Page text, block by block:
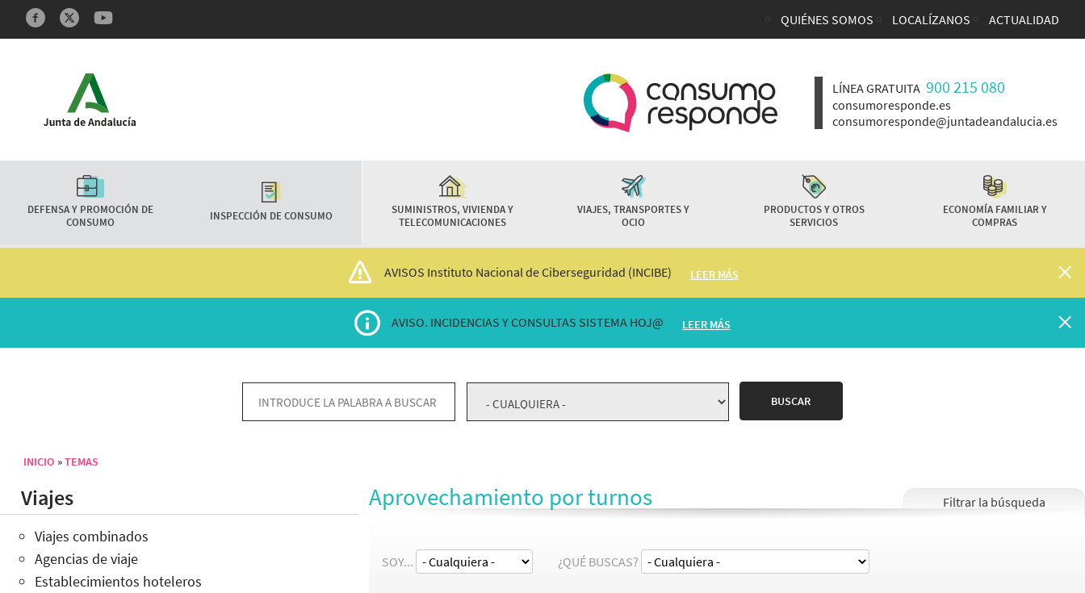
Redes sociales y Feeds Enlaces top cabecera
QUIÉNES SOMOS LOCALÍZANOS ACTUALIDAD
LÍNEA GRATUITA 900 215 080
consumoresponde.es
consumoresponde@juntadeandalucia.es
Características
DEFENSA Y PROMOCIÓN DE
CONSUMO
INSPECCIÓN DE CONSUMO
SUMINISTROS, VIVIENDA Y
TELECOMUNICACIONES
VIAJES, TRANSPORTES Y
OCIO
PRODUCTOS Y OTROS
SERVICIOS
ECONOMÍA FAMILIAR Y
COMPRAS
AVISOS Instituto Nacional de Ciberseguridad (INCIBE) LEER MÁS
AVISO. INCIDENCIAS Y CONSULTAS SISTEMA HOJ@ LEER MÁS
Sobrescribir enlaces de ayuda a la navegación
INICIO TEMAS
Viajes
Viajes combinados
Agencias de viaje
Establecimientos hoteleros
Aprovechamiento por turnos
SOY... ¿QUÉ BUSCAS?